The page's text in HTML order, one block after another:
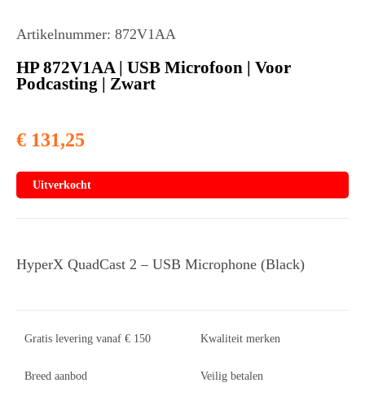
Artikelnummer: 872V1AA
HP 872V1AA | USB Microfoon | Voor
Podcasting | Zwart
€ 131,25
Uitverkocht
HyperX QuadCast 2 – USB Microphone (Black)
Gratis levering vanaf € 150 Kwaliteit merken
Breed aanbod Veilig betalen